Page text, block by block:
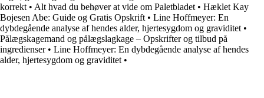
korrekt • Alt hvad du behøver at vide om Paletbladet • Hæklet Kay
Bojesen Abe: Guide og Gratis Opskrift • Line Hoffmeyer: En
dybdegående analyse af hendes alder, hjertesygdom og graviditet •
Pålægskagemand og pålægslagkage – Opskrifter og tilbud på
ingredienser• Line Hoffmeyer: En dybdegående analyse af hendes
alder, hjertesygdom og graviditet •